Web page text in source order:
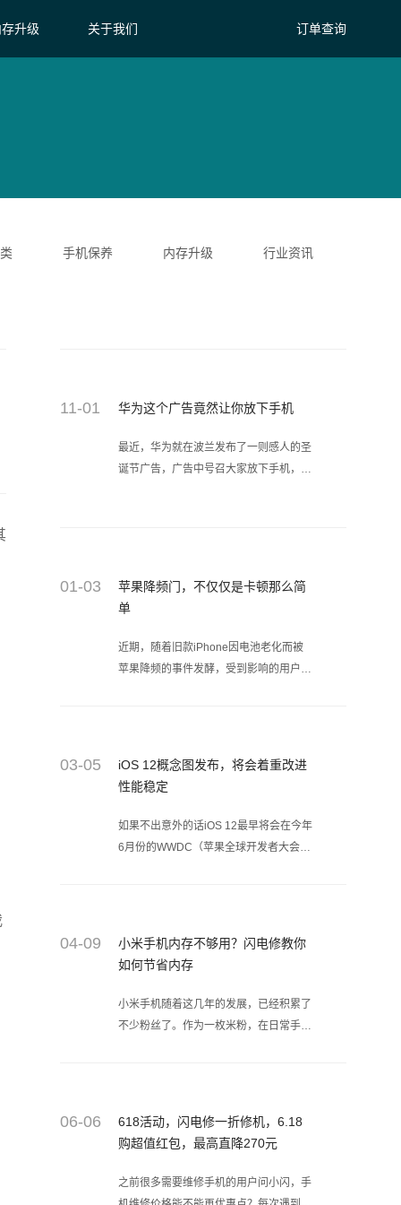
升级 关于我们 订单查询
手机保养 内存升级 行业资讯
11-01 华为这个广告竟然让你放下手机
最近，华为就在波兰发布了一则感人的圣
诞节广告，广告中号召大家放下手机，珍
01-03
苹果降频门，不仅仅是卡顿那么简
单
近期，随着旧款iPhone因电池老化而被
苹果降频的事件发酵，受到影响的用户数
03-05
iOS 12概念图发布，将会着重改进
性能稳定
如果不出意外的话iOS 12最早将会在今年
6月份的WWDC（苹果全球开发者大会）
04-09
小米手机内存不够用？闪电修教你
如何节省内存
小米手机随着这几年的发展，已经积累了
不少粉丝了。作为一枚米粉，在日常手机
06-06
618活动，闪电修一折修机，6.18
购超值红包，最高直降270元
之前很多需要维修手机的用户问小闪，手